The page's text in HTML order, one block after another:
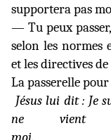
supportera pas
— Tu peux
selon les normes
et les directives de
La passerelle pour
Jésus lui dit : Je
ne vient